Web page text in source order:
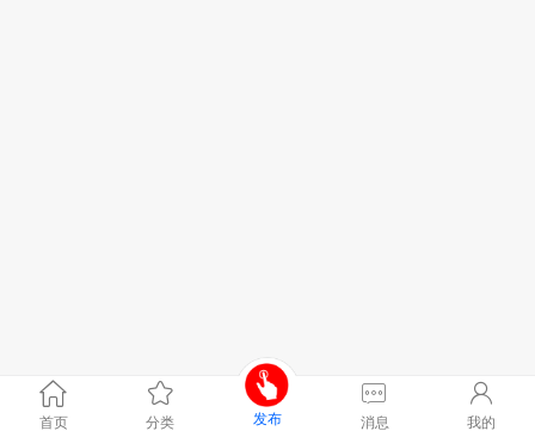
首页 分类 发布 消息 我的